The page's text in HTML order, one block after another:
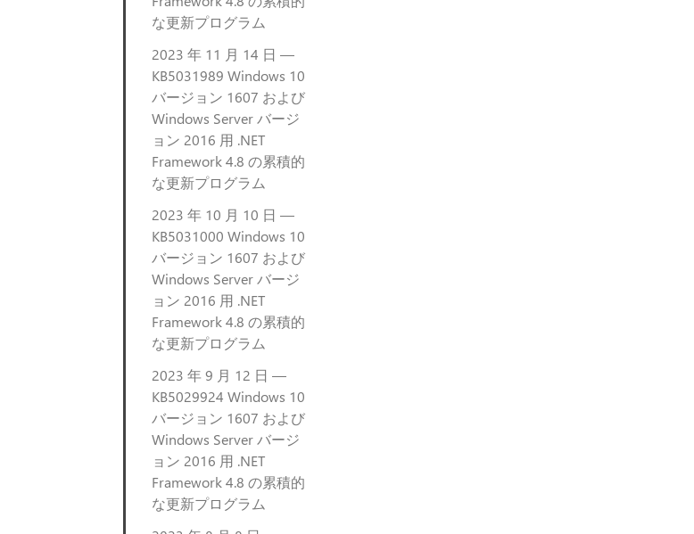
な更新プログラム
2023 年 11 月 14 日 —
KB5031989 Windows 10
バージョン 1607 および
Windows Server バージ
ョン 2016 用 .NET
Framework 4.8 の累積的
な更新プログラム
2023 年 10 月 10 日 —
KB5031000 Windows 10
バージョン 1607 および
Windows Server バージ
ョン 2016 用 .NET
Framework 4.8 の累積的
な更新プログラム
2023 年 9 月 12 日 —
KB5029924 Windows 10
バージョン 1607 および
Windows Server バージ
ョン 2016 用 .NET
Framework 4.8 の累積的
な更新プログラム